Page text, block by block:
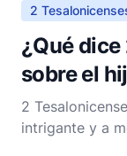
2
¿Qué
sobre el
2
intrigante y a